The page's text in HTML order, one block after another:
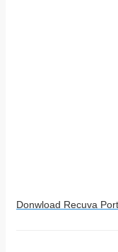
Donwload Recuva